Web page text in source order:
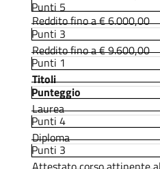
Punti 5
Reddito fino a € 6.000,00
Punti 3
Reddito fino a € 9.600,00
Punti 1
Titoli
Punteggio
Laurea
Punti 4
Diploma
Punti 3